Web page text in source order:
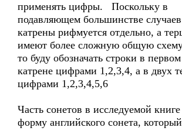
применять цифры. Поскольку в
подавляющем большинстве
катрены рифмуется отдельно, а
имеют более сложную общую
то буду обозначать строки в
катрене цифрами 1,2,3,4, а в двух
цифрами 1,2,3,4,5,6
Часть сонетов в исследуемой
форму английского сонета,